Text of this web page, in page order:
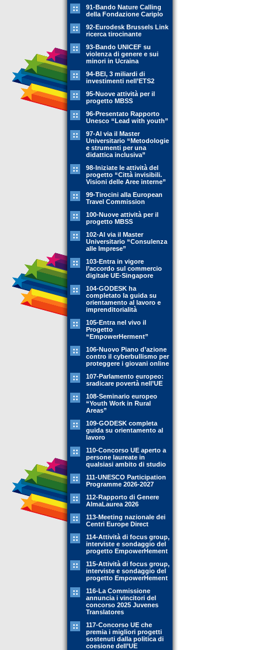
91-Bando Nature Calling
della Fondazione Cariplo
92-Eurodesk Brussels Link
ricerca tirocinante
93-Bando UNICEF su
violenza di genere e sui
minori in Ucraina
94-BEI, 3 miliardi di
investimenti nell’ETS2
95-Nuove attività per il
progetto MBSS
96-Presentato Rapporto
Unesco “Lead with youth”
97-Al via il Master
Universitario “Metodologie
e strumenti per una
didattica inclusiva”
98-Iniziate le attività del
progetto “Città invisibili.
Visioni delle Aree interne”
99-Tirocini alla European
Travel Commission
100-Nuove attività per il
progetto MBSS
102-Al via il Master
Universitario “Consulenza
alle Imprese”
103-Entra in vigore
l’accordo sul commercio
digitale UE-Singapore
104-GODESK ha
completato la guida su
orientamento al lavoro e
imprenditorialità
105-Entra nel vivo il
Progetto
“EmpowerHerment”
106-Nuovo Piano d’azione
contro il cyberbullismo per
proteggere i giovani online
107-Parlamento europeo:
sradicare povertà nell’UE
108-Seminario europeo
“Youth Work in Rural
Areas”
109-GODESK completa
guida su orientamento al
lavoro
110-Concorso UE aperto a
persone laureate in
qualsiasi ambito di studio
111-UNESCO Participation
Programme 2026-2027
112-Rapporto di Genere
AlmaLaurea 2026
113-Meeting nazionale dei
Centri Europe Direct
114-Attività di focus group,
interviste e sondaggio del
progetto EmpowerHement
115-Attività di focus group,
interviste e sondaggio del
progetto EmpowerHement
116-La Commissione
annuncia i vincitori del
concorso 2025 Juvenes
Translatores
117-Concorso UE che
premia i migliori progetti
sostenuti dalla politica di
coesione dell’UE